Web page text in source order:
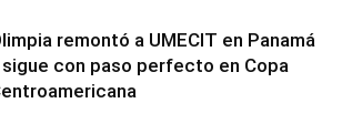
remontó a UMECIT en Panamá
sigue con paso perfecto en Copa